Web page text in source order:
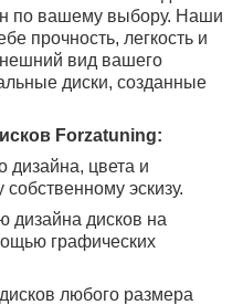
по вашему выбору. Наши
прочность, легкость и
вид вашего
диски, созданные
Forzatuning:
дизайна, цвета и
эскизу.
дизайна дисков на
графических
любого размера